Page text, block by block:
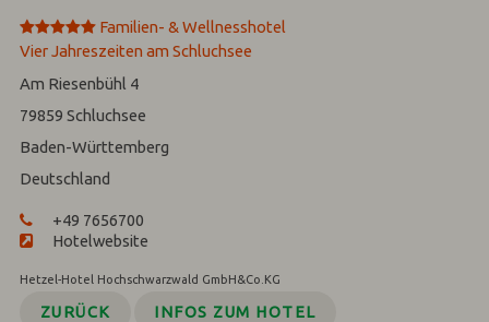
*****
Familien- & Wellnesshotel
Vier Jahreszeiten am Schluchsee
Am Riesenbühl 4
79859 Schluchsee
Baden-Württemberg
Deutschland
+49 7656700
Hotelwebsite
Hetzel-Hotel Hochschwarzwald GmbH&Co.KG
ZURÜCK INFOS ZUM HOTEL